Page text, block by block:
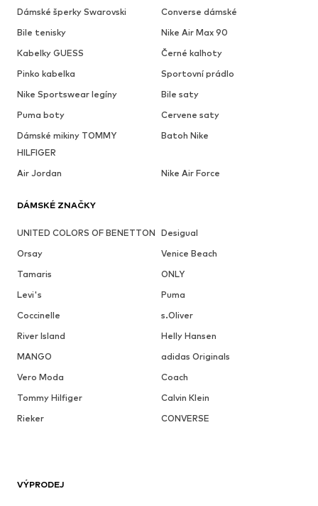
Dámské šperky Swarovski
Converse dámské
Bile tenisky
Nike Air Max 90
Kabelky GUESS
Černé kalhoty
Pinko kabelka
Sportovní prádlo
Nike Sportswear legíny
Bile saty
Puma boty
Cervene saty
Dámské mikiny TOMMY
HILFIGER
Batoh Nike
Air Jordan Nike Air Force
DÁMSKÉ ZNAČKY
UNITED COLORS OF BENETTON Desigual
Orsay
Venice Beach
Tamaris
ONLY
Levi's
Puma
Coccinelle
s.Oliver
River Island
Helly Hansen
MANGO
adidas Originals
Vero Moda
Coach
Tommy Hilfiger
Calvin Klein
Rieker
CONVERSE
VÝPRODEJ